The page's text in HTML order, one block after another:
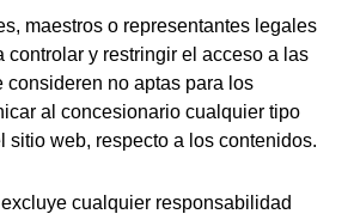
maestros o representantes legales
controlar y restringir el acceso a las
consideren no aptas para los
al concesionario cualquier tipo
sitio web, respecto a los contenidos.
cualquier responsabilidad